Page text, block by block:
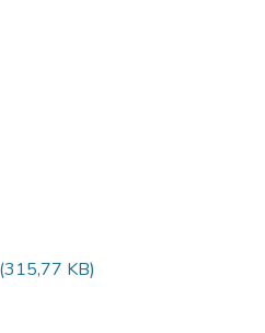
(315,77 KB)